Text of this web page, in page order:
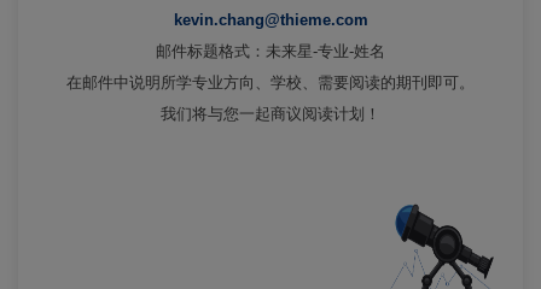
kevin.chang@thieme.com
邮件标题格式：未来星-专业-姓名
在邮件中说明所学专业方向、学校、需要阅读的期刊即可。
我们将与您一起商议阅读计划！